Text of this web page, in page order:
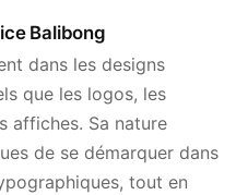
Balibong
dans les designs
que les logos, les
affiches. Sa nature
de se démarquer dans
tout en